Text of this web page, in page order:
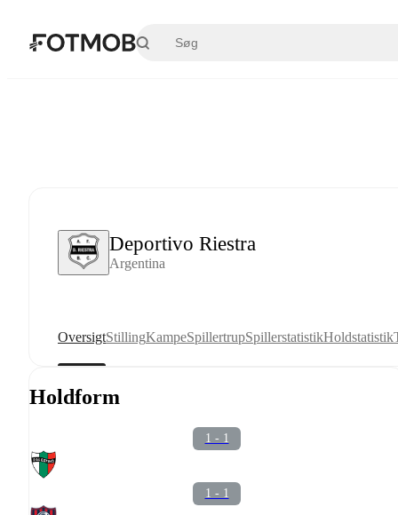
Deportivo Riestra
Argentina
OversigtStillingKampeSpillertrupSpillerstatistikHoldstatistik
Holdform
1 - 1
1 - 1